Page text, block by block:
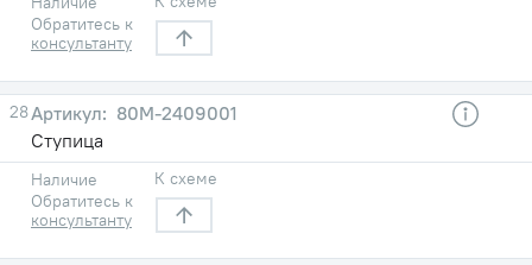
Обратитесь к
консультанту
28
80М-2409001
Ступица
Наличие
Обратитесь к
консультанту
К схеме